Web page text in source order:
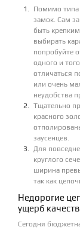
Помимо типа
замок. Сам
быть
выбирать
попробуйте
одного и
отличаться
или очень
неудобства
Тщательно
красного
заусенцев.
Для
круглого
ширина
так как
Недорогие
ущерб
Сегодня